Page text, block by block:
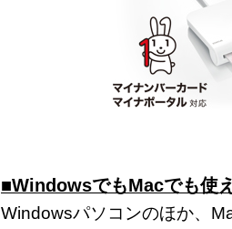
■WindowsでもMacでも使
Windowsパソコンのほか、